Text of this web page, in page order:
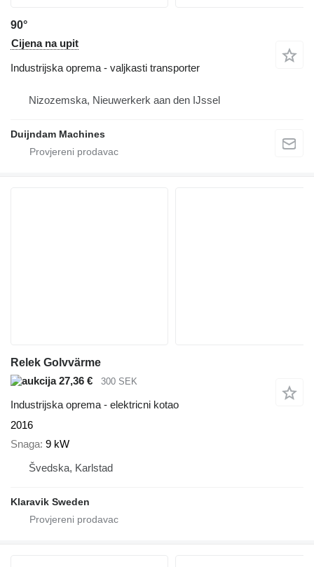
90°
Cijena na upit
Industrijska oprema - valjkasti transporter
Nizozemska, Nieuwerkerk aan den IJssel
Duijndam Machines
Relek Golvvärme
27,36 €
300 SEK
Industrijska oprema - elektricni kotao
2016
Snaga 9 kW
Švedska, Karlstad
Klaravik Sweden